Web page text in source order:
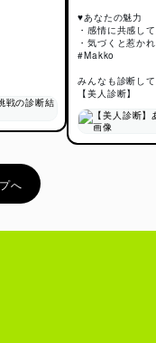
♥あなたの魅力
・感情に共感し
・気づくと惹か
#Makko
みんなも診断し
【美人診断】
へ